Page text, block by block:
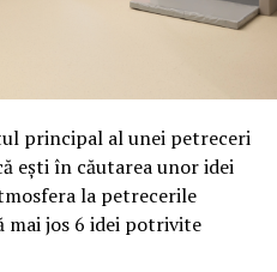
indiferent de câte sezoane
Cibernetică (DNSC)
al datelor personale și
verificarea atentă a
incidentelor la numărul
săptămâni folosesc
principal al unei petreceri
ești în căutarea unor idei
la petrecerile
mai jos 6 idei potrivite